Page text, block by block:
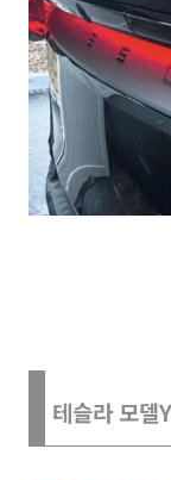
테슬라 모델